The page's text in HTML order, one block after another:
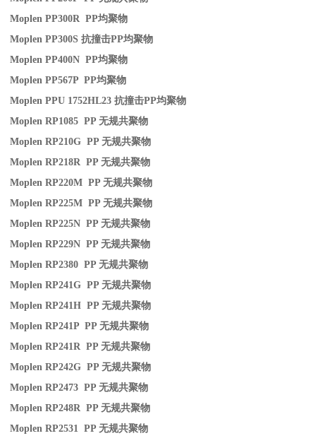
Moplen PP300R PP均聚物
Moplen PP300S抗撞击PP均聚物
Moplen PP400N PP均聚物
Moplen PP567P PP均聚物
Moplen PPU 1752HL23抗撞击PP均聚物
Moplen RP1085 PP无规共聚物
Moplen RP210G PP无规共聚物
Moplen RP218R PP无规共聚物
Moplen RP220M PP无规共聚物
Moplen RP225M PP无规共聚物
Moplen RP225N PP无规共聚物
Moplen RP229N PP无规共聚物
Moplen RP2380 PP无规共聚物
Moplen RP241G PP无规共聚物
Moplen RP241H PP无规共聚物
Moplen RP241P PP无规共聚物
Moplen RP241R PP无规共聚物
Moplen RP242G PP无规共聚物
Moplen RP2473 PP无规共聚物
Moplen RP248R PP无规共聚物
Moplen RP2531 PP无规共聚物